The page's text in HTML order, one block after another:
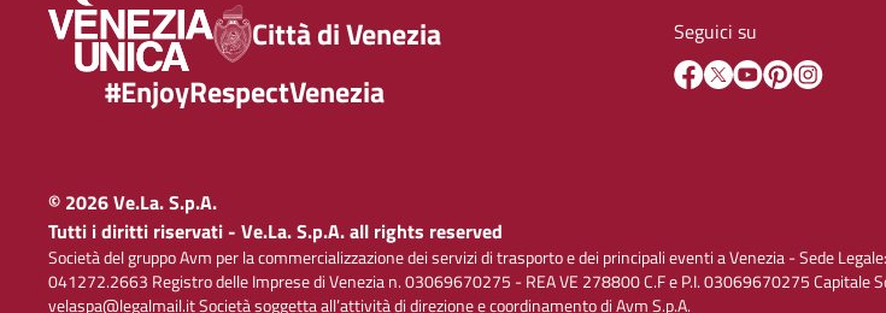
Città di Venezia
#EnjoyRespectVenezia
Seguici su
© 2026 Ve.La. S.p.A.
Tutti i diritti riservati - Ve.La. S.p.A. all rights reserved
Società del gruppo Avm per la commercializzazione dei servizi di trasporto e dei principali eventi a Venezia - Sede
041272.2663 Registro delle Imprese di Venezia n. 03069670275 - REA VE 278800 C.F e P.I. 03069670275 Capitale
velaspa@legalmail.it Società soggetta all’attività di direzione e coordinamento di Avm S.p.A.